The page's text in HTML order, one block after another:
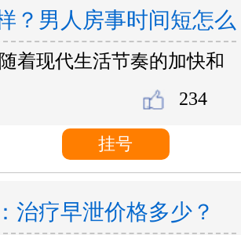
？男人房事时间短怎么
234
着现代生活节奏的加快和
挂号
治疗早泄价格多少？